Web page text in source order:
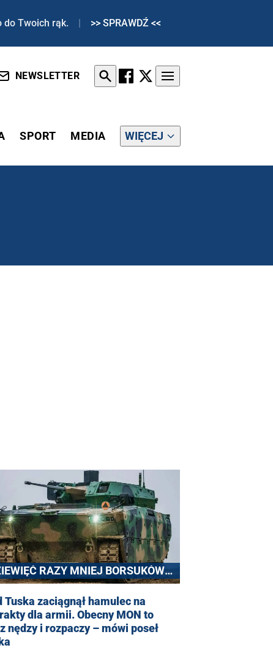
do Twoich rąk. | >> SPRAWDŹ <<
NEWSLETTER
SPORT MEDIA WIĘCEJ
RAZY MNIEJ BORSUKÓW
ARMII
Tuska zaciągnął hamulec na
dla armii. Obecny MON to
nędzy i rozpaczy – mówi poseł